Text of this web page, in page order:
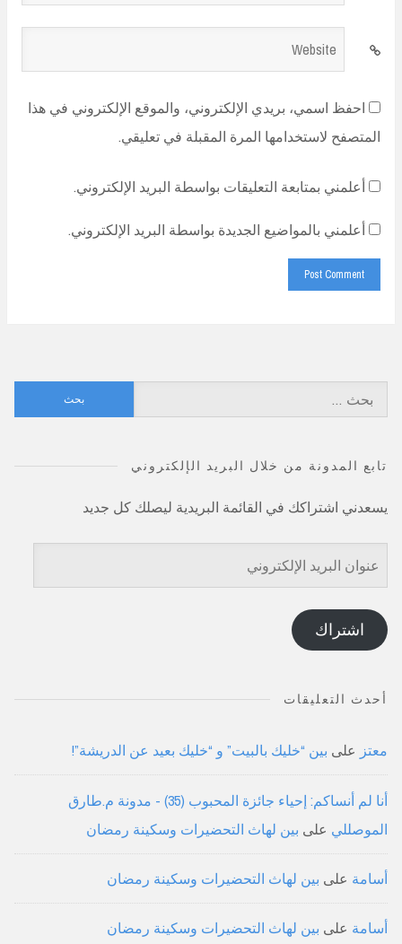
Website
احفظ اسمي، بريدي الإلكتروني، والموقع الإلكتروني في هذا
المتصفح لاستخدامها المرة المقبلة في تعليقي.
أعلمني بمتابعة التعليقات بواسطة البريد الإلكتروني.
أعلمني بالمواضيع الجديدة بواسطة البريد الإلكتروني.
عن:
تابع المدونة من خلال البريد الإلكتروني
يسعدني اشتراكك في القائمة البريدية ليصلك كل جديد
عنوان
البريد
الإلكتروني
اشتراك
أحدث التعليقات
معتز على بين “خليك بالبيت” و “خليك بعيد عن الدريشة”!
أنا لم أنساكم: إحياء جائزة المحبوب (35) - مدونة م.طارق
الموصللي على بين لهاث التحضيرات وسكينة رمضان
أسامة على بين لهاث التحضيرات وسكينة رمضان
أسامة على بين لهاث التحضيرات وسكينة رمضان